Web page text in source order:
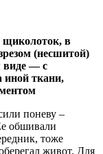
в
(несшитой)
виде — с
иной ткани,
поневу –
обшивали
тоже
живот. Для